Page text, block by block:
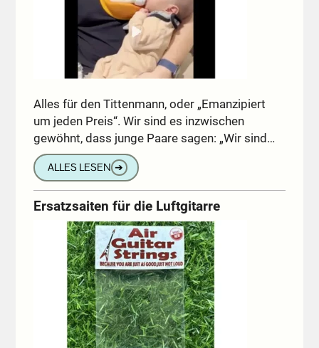
Alles für den Tittenmann, oder „Emanzipiert
um jeden Preis“. Wir sind es inzwischen
gewöhnt, dass junge Paare sagen: „Wir sind…
ALLES LESEN ➔
Ersatzsaiten für die Luftgitarre